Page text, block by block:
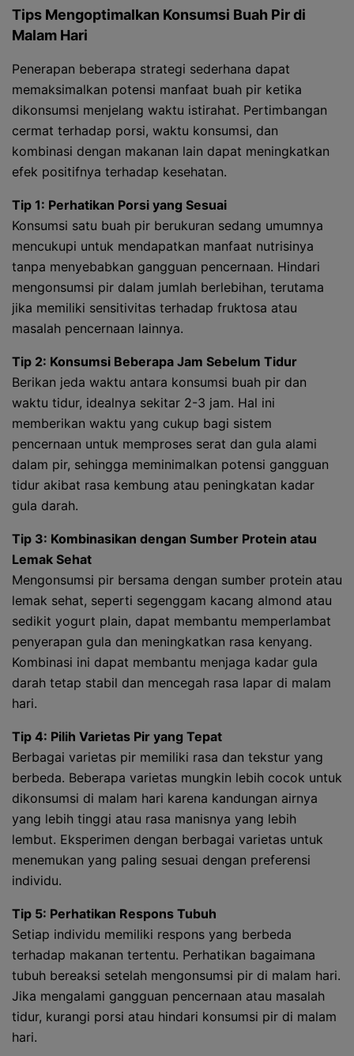
Tips Mengoptimalkan Konsumsi Buah Pir di
Malam Hari
Penerapan beberapa strategi sederhana dapat
memaksimalkan potensi manfaat buah pir ketika
dikonsumsi menjelang waktu istirahat. Pertimbangan
cermat terhadap porsi, waktu konsumsi, dan
kombinasi dengan makanan lain dapat meningkatkan
efek positifnya terhadap kesehatan.
Tip 1: Perhatikan Porsi yang Sesuai
Konsumsi satu buah pir berukuran sedang umumnya
mencukupi untuk mendapatkan manfaat nutrisinya
tanpa menyebabkan gangguan pencernaan. Hindari
mengonsumsi pir dalam jumlah berlebihan, terutama
jika memiliki sensitivitas terhadap fruktosa atau
masalah pencernaan lainnya.
Tip 2: Konsumsi Beberapa Jam Sebelum Tidur
Berikan jeda waktu antara konsumsi buah pir dan
waktu tidur, idealnya sekitar 2-3 jam. Hal ini
memberikan waktu yang cukup bagi sistem
pencernaan untuk memproses serat dan gula alami
dalam pir, sehingga meminimalkan potensi gangguan
tidur akibat rasa kembung atau peningkatan kadar
gula darah.
Tip 3: Kombinasikan dengan Sumber Protein atau
Lemak Sehat
Mengonsumsi pir bersama dengan sumber protein atau
lemak sehat, seperti segenggam kacang almond atau
sedikit yogurt plain, dapat membantu memperlambat
penyerapan gula dan meningkatkan rasa kenyang.
Kombinasi ini dapat membantu menjaga kadar gula
darah tetap stabil dan mencegah rasa lapar di malam
hari.
Tip 4: Pilih Varietas Pir yang Tepat
Berbagai varietas pir memiliki rasa dan tekstur yang
berbeda. Beberapa varietas mungkin lebih cocok untuk
dikonsumsi di malam hari karena kandungan airnya
yang lebih tinggi atau rasa manisnya yang lebih
lembut. Eksperimen dengan berbagai varietas untuk
menemukan yang paling sesuai dengan preferensi
individu.
Tip 5: Perhatikan Respons Tubuh
Setiap individu memiliki respons yang berbeda
terhadap makanan tertentu. Perhatikan bagaimana
tubuh bereaksi setelah mengonsumsi pir di malam hari.
Jika mengalami gangguan pencernaan atau masalah
tidur, kurangi porsi atau hindari konsumsi pir di malam
hari.